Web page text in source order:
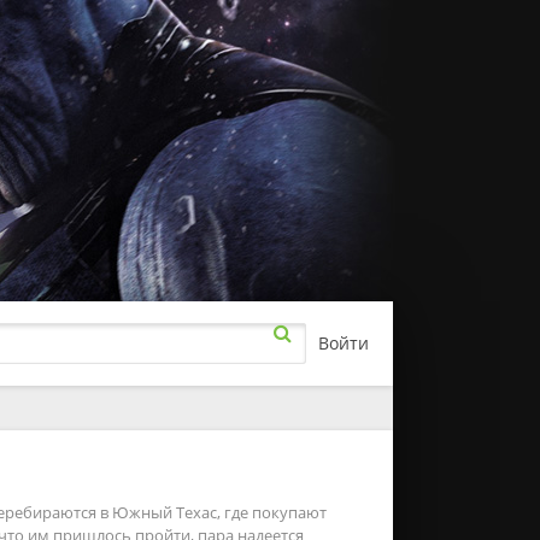
Войти
в Южный Техас, где покупают
им пришлось пройти, пара надеется